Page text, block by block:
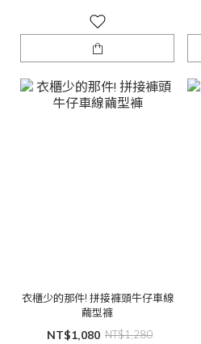
衣櫃少的那件! 拼接褲頭牛仔車線
繭型褲
NT$1,080 NT$1,280